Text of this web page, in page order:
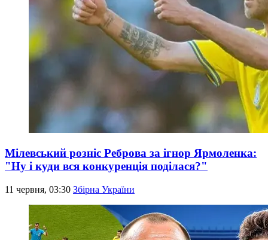
Мілевський розніс Реброва за ігнор Ярмоленка:
"Ну і куди вся конкуренція поділася?"
11 червня, 03:30 Збірна України